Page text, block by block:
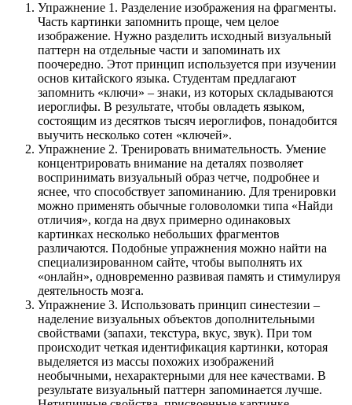
Упражнение 1. Разделение изображения на фрагменты.
Часть картинки запомнить проще, чем целое
изображение. Нужно разделить исходный визуальный
паттерн на отдельные части и запоминать их
поочередно. Этот принцип используется при изучении
основ китайского языка. Студентам предлагают
запомнить «ключи» – знаки, из которых складываются
иероглифы. В результате, чтобы овладеть языком,
состоящим из десятков тысяч иероглифов, понадобится
выучить несколько сотен «ключей».
Упражнение 2. Тренировать внимательность. Умение
концентрировать внимание на деталях позволяет
воспринимать визуальный образ четче, подробнее и
яснее, что способствует запоминанию. Для тренировки
можно применять обычные головоломки типа «Найди
отличия», когда на двух примерно одинаковых
картинках несколько небольших фрагментов
различаются. Подобные упражнения можно найти на
специализированном сайте, чтобы выполнять их
«онлайн», одновременно развивая память и стимулируя
деятельность мозга.
Упражнение 3. Использовать принцип синестезии –
наделение визуальных объектов дополнительными
свойствами (запахи, текстура, вкус, звук). При том
происходит четкая идентификация картинки, которая
выделяется из массы похожих изображений
необычными, нехарактерными для нее качествами. В
результате визуальный паттерн запоминается лучше.